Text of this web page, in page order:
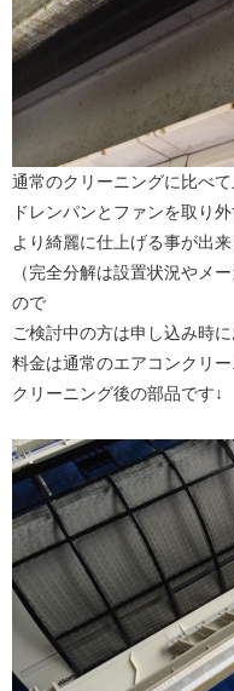
通常のクリーニングに比べ
ドレンパンとファンを取り
より綺麗に仕上げる事が出来
（完全分解は設置状況やメ
ので
ご検討中の方は申し込み時に
料金は通常のエアコンクリ
クリーニング後の部品です↓